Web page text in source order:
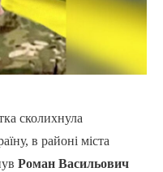
сколихнула
в районі міста
Роман Васильович